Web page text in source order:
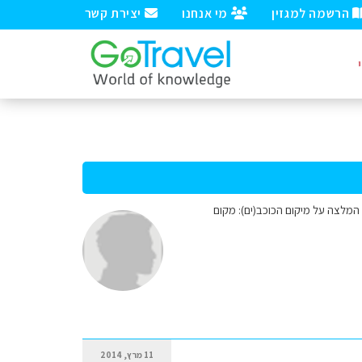
יצירת קשר מי אנחנו הרשמה למגזין
בבלגיה ולוקסמבורג. מחפש המלצה על מיקום הכוכב(ים): מקום
11 מרץ, 2014